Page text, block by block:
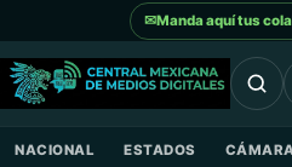
Saltar al contenido
✉Manda aquí tus
NACIONAL ESTADOS